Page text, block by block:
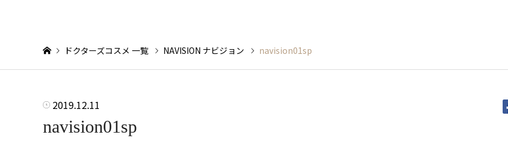
ドクターズコスメ 一覧 NAVISION ナビジョン navision01sp
2019.12.11
navision01sp